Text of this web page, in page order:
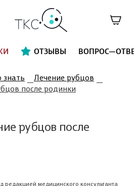
ОТЗЫВЫ ВОПРОС—ОТВЕТ
знать
Лечение рубцов
после родинки
рубцов после
редакцией медицинского консультанта